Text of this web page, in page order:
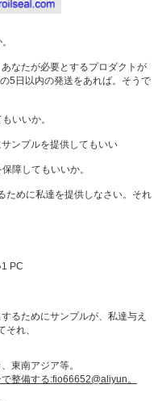
なたが必要とするプロダクトが
5日以内の発送をあれば。そうで
いいか。
ンプルを提供してもいい
障してもいいか。
ために私達を提供しなさい。それ
PC
るためにサンプルが、私達与え
れ、
東南アジア等。
整備する:fio66652@aliyun。